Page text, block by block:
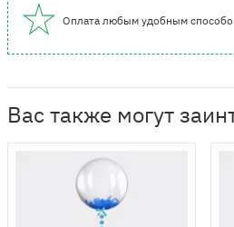
Оплата любым удобным
Вас также могут